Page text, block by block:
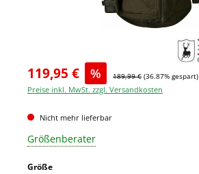
119,95 € % 189,99 € (36.87% gespart)
Preise inkl. MwSt. zzgl. Versandkosten
Nicht mehr lieferbar
Größenberater
Größeauswählen